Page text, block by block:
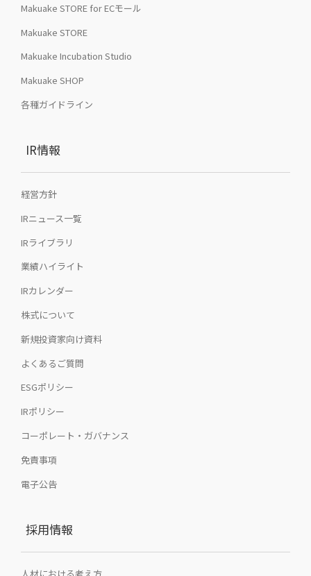
Makuake STORE for ECモール
Makuake STORE
Makuake Incubation Studio
Makuake SHOP
各種ガイドライン
IR情報
経営方針
IRニュース一覧
IRライブラリ
業績ハイライト
IRカレンダー
株式について
新規投資家向け資料
よくあるご質問
ESGポリシー
IRポリシー
コーポレート・ガバナンス
免責事項
電子公告
採用情報
人材における考え方